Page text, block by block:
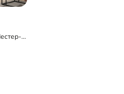
Книжный шкаф-витрина Лестер-9-600 угловой